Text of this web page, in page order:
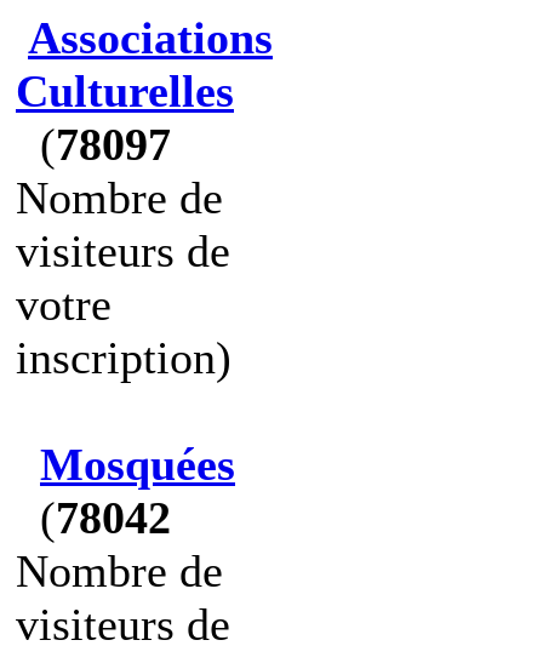
Associations
Culturelles
(78097
Nombre de
visiteurs de
votre
inscription)
Mosquées
(78042
Nombre de
visiteurs de